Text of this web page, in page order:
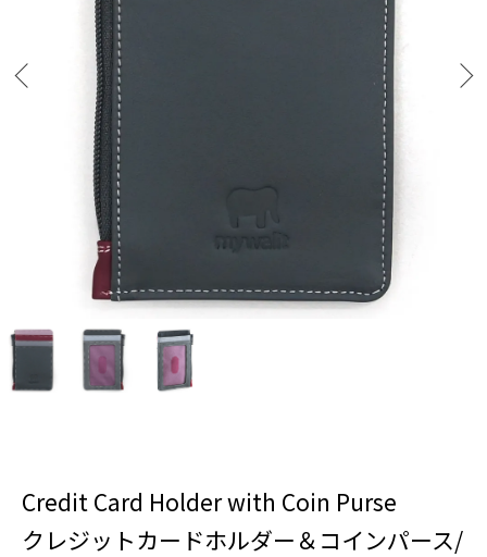
Credit Card Holder with Coin Purse
クレジットカードホルダー＆コインパース/